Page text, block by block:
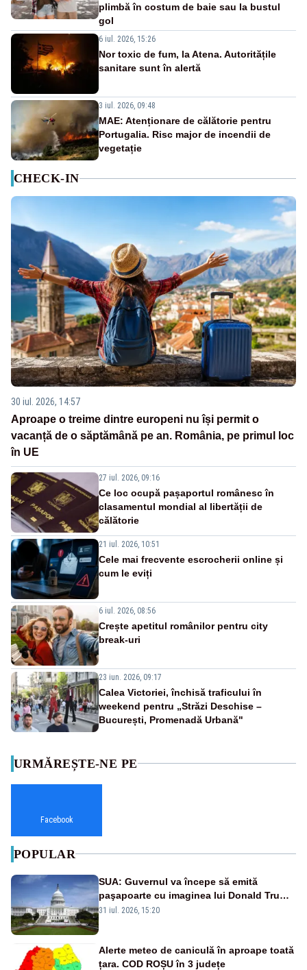
plimbă în costum de baie sau la bustul
gol
6 iul. 2026, 15:26
Nor toxic de fum, la Atena. Autoritățile
sanitare sunt în alertă
3 iul. 2026, 09:48
MAE: Atenționare de călătorie pentru
Portugalia. Risc major de incendii de
vegetație
CHECK-IN
30 iul. 2026, 14:57
Aproape o treime dintre europeni nu își permit o
vacanță de o săptămână pe an. România, pe primul loc
în UE
27 iul. 2026, 09:16
Ce loc ocupă pașaportul românesc în
clasamentul mondial al libertății de
călătorie
21 iul. 2026, 10:51
Cele mai frecvente escrocherii online și
cum le eviți
6 iul. 2026, 08:56
Crește apetitul românilor pentru city
break-uri
23 iun. 2026, 09:17
Calea Victoriei, închisă traficului în
weekend pentru „Străzi Deschise –
București, Promenadă Urbană"
URMĂREȘTE-NE PE
Facebook
POPULAR
SUA: Guvernul va începe să emită
paşapoarte cu imaginea lui Donald Trump
începând cu 8 august
31 iul. 2026, 15:20
Alerte meteo de caniculă în aproape toată
țara. COD ROȘU în 3 județe